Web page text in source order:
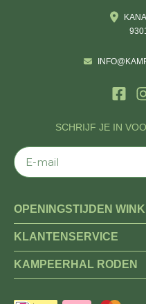
SCHRIJF JE IN
E-mail
OPENINGSTIJDEN
KLANTENSERVICE
KAMPEERHAL RODEN